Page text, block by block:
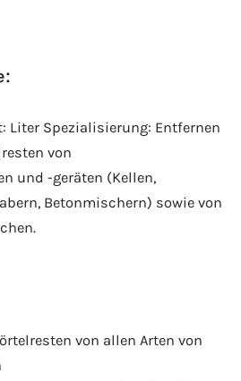
Liter Spezialisierung: Entfernen
von
und -geräten (Kellen,
Betonmischern) sowie von
von allen Arten von